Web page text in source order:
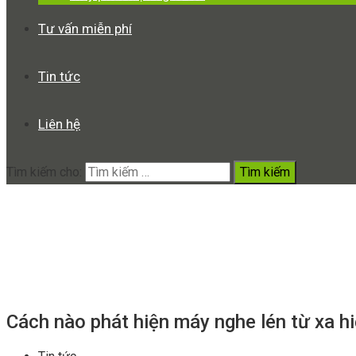
Tư vấn miễn phí
Tin tức
Liên hệ
Tìm kiếm cho:
Cách nào phát hiện máy nghe lén từ xa